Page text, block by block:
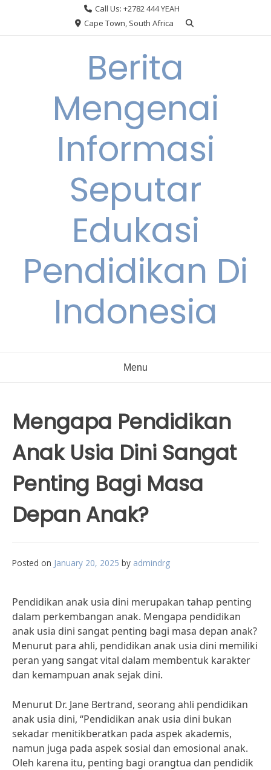
Call Us: +2782 444 YEAH
Cape Town, South Africa
Berita
Mengenai
Informasi
Seputar
Edukasi
Pendidikan Di
Indonesia
Menu
Mengapa Pendidikan
Anak Usia Dini Sangat
Penting Bagi Masa
Depan Anak?
Posted on January 20, 2025 by admindrg
Pendidikan anak usia dini merupakan tahap penting
dalam perkembangan anak. Mengapa pendidikan
anak usia dini sangat penting bagi masa depan anak?
Menurut para ahli, pendidikan anak usia dini memiliki
peran yang sangat vital dalam membentuk karakter
dan kemampuan anak sejak dini.
Menurut Dr. Jane Bertrand, seorang ahli pendidikan
anak usia dini, “Pendidikan anak usia dini bukan
sekadar menitikberatkan pada aspek akademis,
namun juga pada aspek sosial dan emosional anak.
Oleh karena itu, penting bagi orangtua dan pendidik